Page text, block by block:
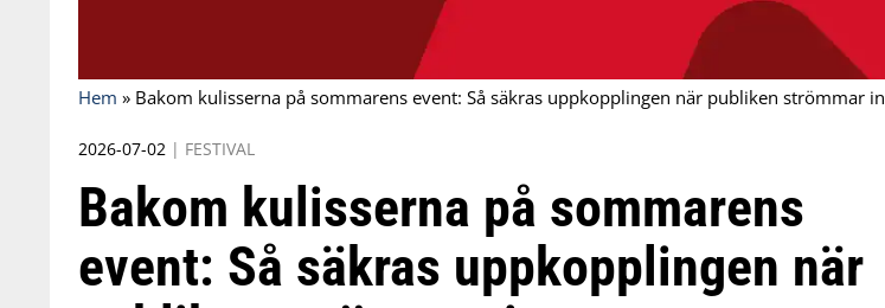
Hem » Bakom kulisserna på sommarens event: Så säkras uppkopplingen när publiken strömmar in
2026-07-02 | FESTIVAL
Bakom kulisserna på sommarens
event: Så säkras uppkopplingen när